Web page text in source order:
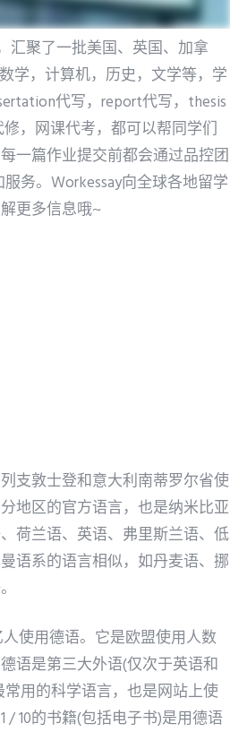
汇聚了一批美国、英国、加拿
学，计算机，历史，文学等，学
代写，report代写，thesis
，网课代考，都可以帮同学们
一篇作业提交前都会通过品控团
务。Workessay向全球各地留学
更多信息哦~
支敦士登和意大利南蒂罗尔省使
地区的官方语言，也是纳米比亚
荷兰语、英语、弗里斯兰语、低
语系的语言相似，如丹麦语、挪
使用德语。它是欧盟使用人数
语是第三大外语(仅次于英语和
用的科学语言，也是网站上使
10的书籍(包括电子书)是用德语